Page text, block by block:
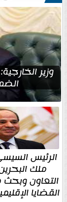
وزير
الرئيس
ملك
التعاون
القضايا